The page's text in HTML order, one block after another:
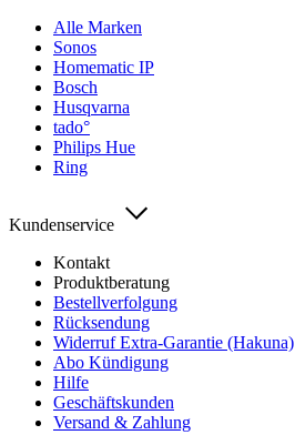
Alle Marken
Sonos
Homematic IP
Bosch
Husqvarna
tado°
Philips Hue
Ring
Kundenservice
Kontakt
Produktberatung
Bestellverfolgung
Rücksendung
Widerruf Extra-Garantie (Hakuna)
Abo Kündigung
Hilfe
Geschäftskunden
Versand & Zahlung